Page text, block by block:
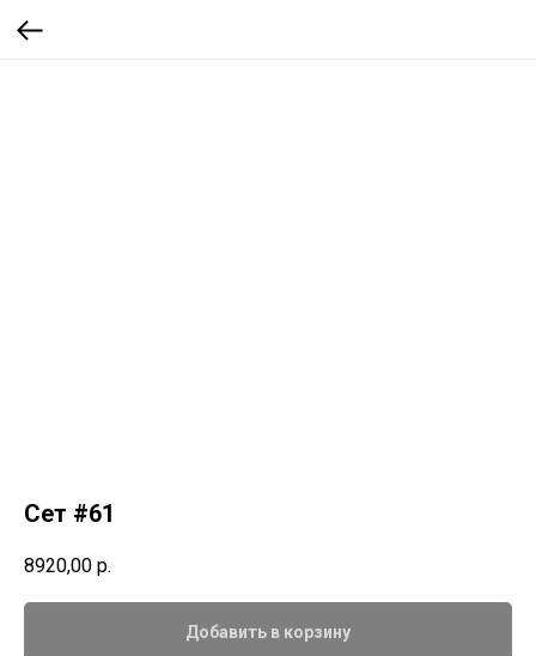
Сет #61
8920,00 р.
Добавить в корзину